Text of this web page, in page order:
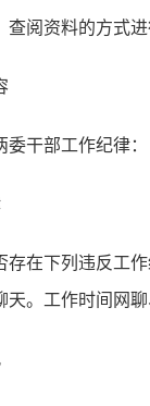
查阅资料的方式进
委干部工作纪律：
存在下列违反工
天。工作时间网